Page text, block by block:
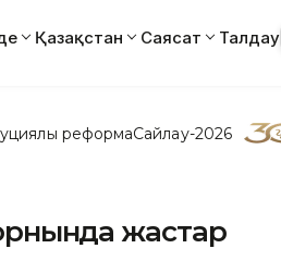
Қазақстан Саясат Талдау
реформаСайлау-2026
жастар